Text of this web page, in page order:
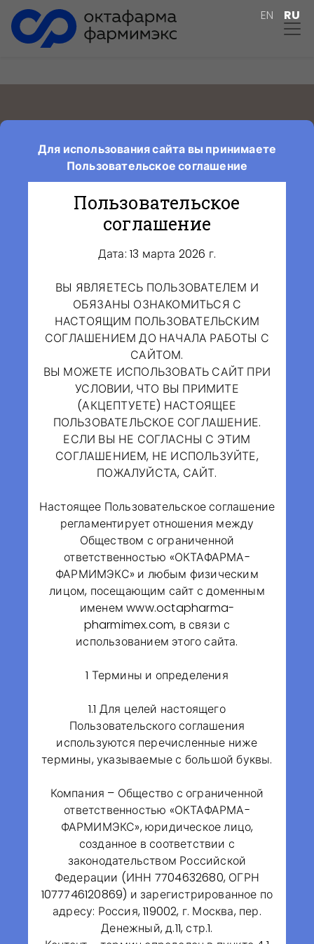
Производственный комплекс будет располагаться в
Рязанской области на участке площадью 22 га в 250
км к юго-востоку от Москвы и будет включать в
• Производственные помещения, включающие зоны
для фракционирования плазмы, зоны очистки и
• Склад для хранения плазмы, сырья, материалов и
готовых продуктов;
• Лабораторный комплекс, включающий
аналитическую лабораторию, микробиологическую
лабораторию, лабораторию входного контроля;
• Административный комплекс;
технических сооружений.
чистые помещения класса А, B, C и D, в которых
поддерживается установленный класс чистоты
воздуха, обеспечивается необходимая фильтрация,
кратность воздухообмена, контроль параметров
требованиями к стерильному производству. На
производстве будут внедрены технологии,
соответствующие международным стандартам
фармацевтического производства, которые
позволят производить эффективные и безопасные
лекарственные препараты высокого качества.
EN RU
Для использования сайта вы принимаете
Пользовательское соглашение
Пользовательское
соглашение
Дата: 13 марта 2026 г.
ВЫ ЯВЛЯЕТЕСЬ ПОЛЬЗОВАТЕЛЕМ И
ОБЯЗАНЫ ОЗНАКОМИТЬСЯ С
НАСТОЯЩИМ ПОЛЬЗОВАТЕЛЬСКИМ
СОГЛАШЕНИЕМ ДО НАЧАЛА РАБОТЫ С
САЙТОМ.
ВЫ МОЖЕТЕ ИСПОЛЬЗОВАТЬ САЙТ ПРИ
УСЛОВИИ, ЧТО ВЫ ПРИМИТЕ
(АКЦЕПТУЕТЕ) НАСТОЯЩЕЕ
ПОЛЬЗОВАТЕЛЬСКОЕ СОГЛАШЕНИЕ.
ЕСЛИ ВЫ НЕ СОГЛАСНЫ С ЭТИМ
СОГЛАШЕНИЕМ, НЕ ИСПОЛЬЗУЙТЕ,
ПОЖАЛУЙСТА, САЙТ.
Настоящее Пользовательское соглашение
регламентирует отношения между
Обществом с ограниченной
ответственностью «ОКТАФАРМА-
ФАРМИМЭКС» и любым физическим
лицом, посещающим сайт с доменным
именем www.octapharma-
pharmimex.com, в связи с
использованием этого сайта.
1 Термины и определения
1.1 Для целей настоящего
Пользовательского соглашения
используются перечисленные ниже
термины, указываемые с большой буквы.
Компания – Общество с ограниченной
ответственностью «ОКТАФАРМА-
ФАРМИМЭКС», юридическое лицо,
созданное в соответствии с
законодательством Российской
Федерации (ИНН 7704632680, ОГРН
1077746120869) и зарегистрированное по
адресу: Россия, 119002, г. Москва, пер.
Денежный, д.11, стр.1.